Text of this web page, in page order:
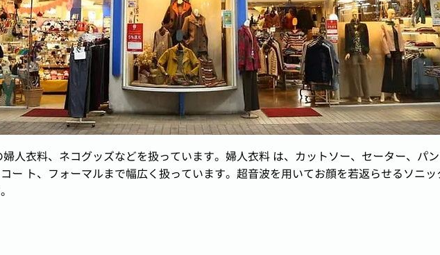
人衣料、ネコグッズなどを扱っています。婦人衣料 は、カットソー、セーター、パ
ー ト、フォーマルまで幅広く扱っています。超音波を用いてお顔を若返らせるソニッ